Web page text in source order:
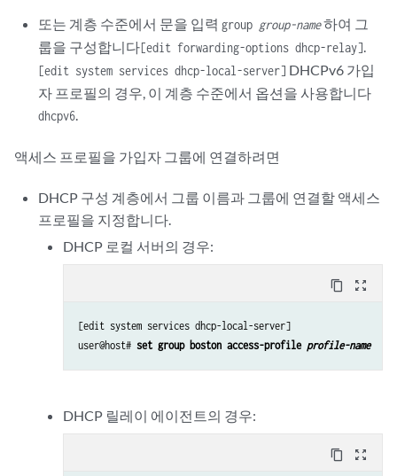
또는 계층 수준에서 문을 입력 group group-name하여 그
룹을 구성합니다[edit forwarding-options dhcp-relay].
[edit system services dhcp-local-server] DHCPv6 가입
자 프로필의 경우, 이 계층 수준에서 옵션을 사용합니다
dhcpv6.
액세스 프로필을 가입자 그룹에 연결하려면
DHCP 구성 계층에서 그룹 이름과 그룹에 연결할 액세스
프로필을 지정합니다.
DHCP 로컬 서버의 경우:
content_copy zoom_out_map
[edit system services dhcp-local-server]
user@host# set group boston access-profile profile-name
DHCP 릴레이 에이전트의 경우:
content_copy zoom_out_map